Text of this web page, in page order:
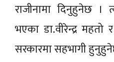
राजीनामा दिनुहुनेछ ।
भएका डा.वीरेन्द्र महतो
सरकारमा सहभागी